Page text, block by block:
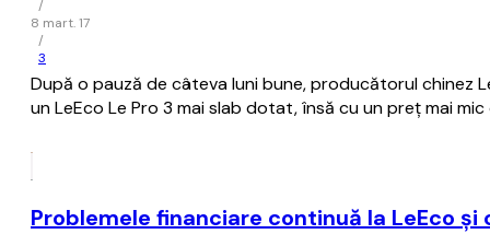
/
8 mart. 17
/
3
După o pauză de câteva luni bune, producătorul chinez
un LeEco Le Pro 3 mai slab dotat, însă cu un preţ mai
Problemele financiare continuă la LeEco